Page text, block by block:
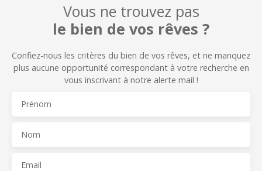
Vous ne trouvez pas
le bien de vos rêves ?
Confiez-nous les critères du bien de vos rêves, et ne manquez
plus aucune opportunité correspondant à votre recherche en
vous inscrivant à notre alerte mail !
Prénom
Nom
Email